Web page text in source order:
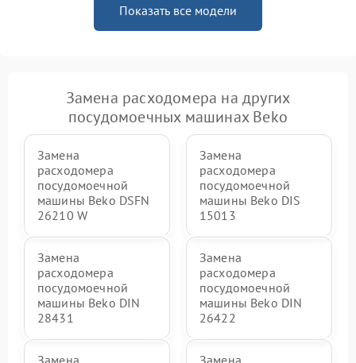
Показать все модели
Замена расходомера на других
посудомоечных машинах Beko
Замена
расходомера
посудомоечной
машины Beko DSFN
26210 W
Замена
расходомера
посудомоечной
машины Beko DIS
15013
Замена
расходомера
посудомоечной
машины Beko DIN
28431
Замена
расходомера
посудомоечной
машины Beko DIN
26422